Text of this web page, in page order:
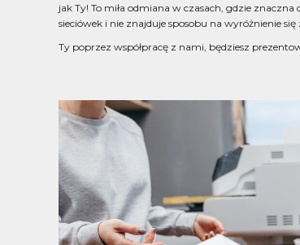
jak Ty! To miła odmiana w czasach, gdzie
sieciówek i nie znajduje sposobu na wyróżnienie się
Ty poprzez współpracę z nami, będziesz